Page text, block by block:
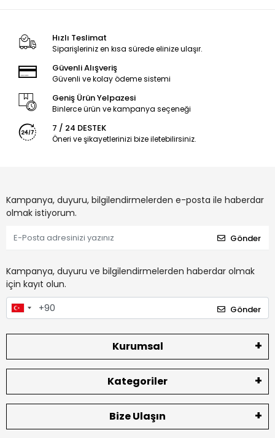
Hızlı Teslimat
Siparişleriniz en kısa sürede elinize ulaşır.
Güvenli Alışveriş
Güvenli ve kolay ödeme sistemi
Geniş Ürün Yelpazesi
Binlerce ürün ve kampanya seçeneği
7 / 24 DESTEK
Öneri ve şikayetlerinizi bize iletebilirsiniz.
Kampanya, duyuru, bilgilendirmelerden e-posta ile haberdar
olmak istiyorum.
Gönder
Kampanya, duyuru ve bilgilendirmelerden haberdar olmak
için kayıt olun.
Gönder
Kurumsal
Kategoriler
Bize Ulaşın